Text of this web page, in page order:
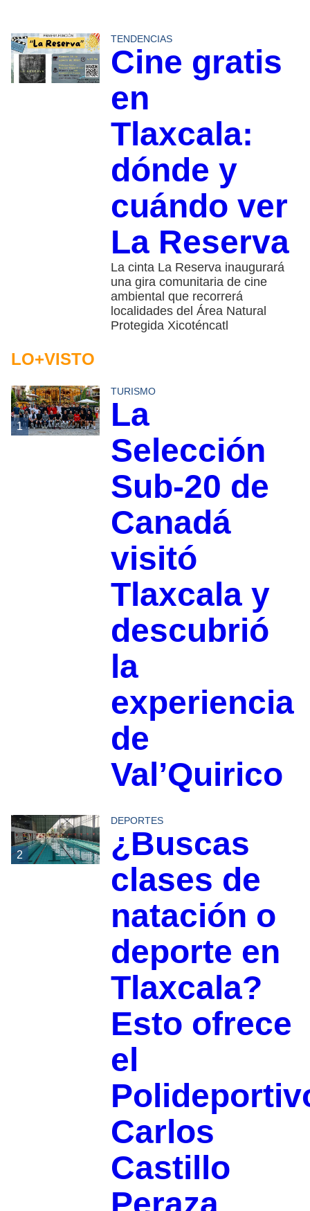
TENDENCIAS
Cine gratis
en
Tlaxcala:
dónde y
cuándo ver
La Reserva
La cinta La Reserva inaugurará
una gira comunitaria de cine
ambiental que recorrerá
localidades del Área Natural
Protegida Xicoténcatl
LO+VISTO
1
TURISMO
La
Selección
Sub-20 de
Canadá
visitó
Tlaxcala y
descubrió
la
experiencia
de
Val’Quirico
2
DEPORTES
¿Buscas
clases de
natación o
deporte en
Tlaxcala?
Esto ofrece
el
Carlos
Castillo
Peraza